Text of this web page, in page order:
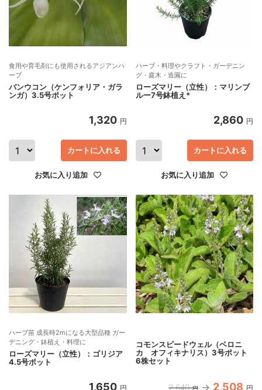
食用や育毛剤にも使用されるアジアンハ
ーブ
バンウコン（ケンフォリア・ガラ
ンガ）3.5号ポット
1,320 円
カートに入れる
お気に入り追加
ハーブ・料理やクラフト・ガーデニン
グ・庭木・造園に
ローズマリー（立性）：マリンブ
ルー7号鉢植え*
2,860 円
カートに入れる
お気に入り追加
ハーブ苗 成長時2mになる大型品種 ガー
デニング・鉢植え・料理に
ローズマリー（立性）：ゴリジア
4.5号ポット
1,650 円
コモンスピードウェル（ベロニ
カ オフィキナリス）3号ポット
6株セット
2,640 円 2,508 円